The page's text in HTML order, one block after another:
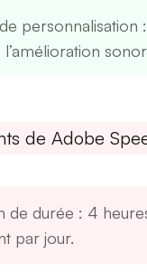
personnalisation
de Adobe
de durée : 4
par jour.